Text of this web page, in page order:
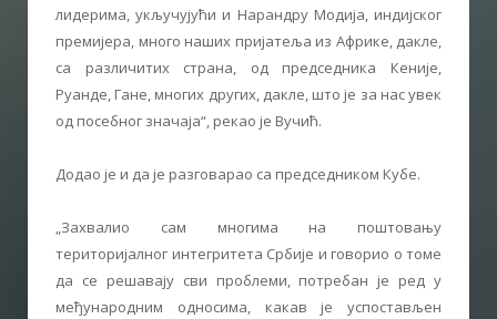
лидерима, укључујући и Нарандру Модија, индијског
премијера, много наших пријатеља из Африке, дакле,
са различитих страна, од председника Кеније,
Руанде, Гане, многих других, дакле, што је за нас увек
од посебног значаја“, рекао је Вучић.
Додао је и да је разговарао са председником Кубе.
„Захвалио сам многима на поштовању
територијалног интегритета Србије и говорио о томе
да се решавају сви проблеми, потребан је ред у
међународним односима, какав је успостављен